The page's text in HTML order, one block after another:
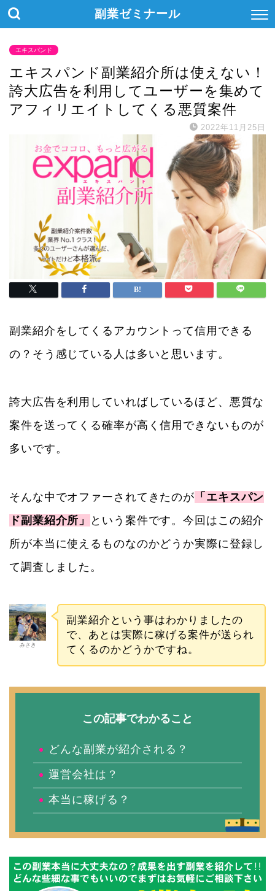
副業ゼミナール
エキスパンド
エキスパンド副業紹介所は使えない！
誇大広告を利用してユーザーを集めて
アフィリエイトしてくる悪質案件
2022年11月25日
副業紹介をしてくるアカウントって信用できる
の？そう感じている人は多いと思います。
誇大広告を利用していればしているほど、悪質な
案件を送ってくる確率が高く信用できないものが
多いです。
そんな中でオファーされてきたのが 「エキスパン
ド副業紹介所」
という案件です。今回はこの紹介
所が本当に使えるものなのかどうか実際に登録し
て調査しました。
みさき
副業紹介という事はわかりましたの
で、あとは実際に稼げる案件が送られ
てくるのかどうかですね。
この記事でわかること
どんな副業が紹介される？
運営会社は？
本当に稼げる？